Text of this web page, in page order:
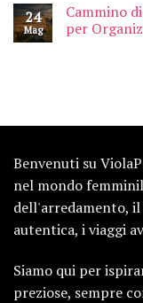
24
Mag
Cammino
per
Benvenuti su
nel mondo
dell'arredamento, il
autentica, i viaggi
Siamo qui per
preziose, sempre